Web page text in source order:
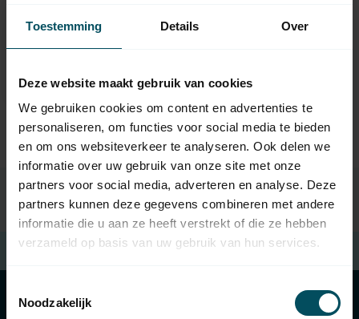
Toestemming Details Over
Deze website maakt gebruik van cookies
We gebruiken cookies om content en advertenties te
personaliseren, om functies voor social media te bieden
en om ons websiteverkeer te analyseren. Ook delen we
informatie over uw gebruik van onze site met onze
partners voor social media, adverteren en analyse. Deze
partners kunnen deze gegevens combineren met andere
informatie die u aan ze heeft verstrekt of die ze hebben
verzameld op basis van uw gebruik van hun services.
Noodzakelijk
Rohrmotoren
Auf Lager
59,95
Kostenloser Versand beim Kauf von €100 (in NL)